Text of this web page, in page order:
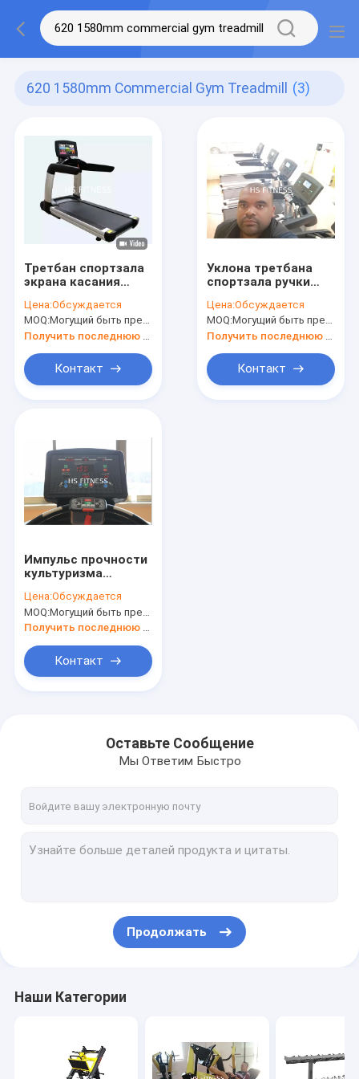
620 1580mm Commercial Gym Treadmill (3)
Третбан спортзала
экрана касания
импортировал
малошумное пояса
прочное
Цена:Обсуждается
MOQ:Могущий быть предметом переговоров
Контакт
Уклона третбана
спортзала ручки
регулируемого
коммерчески
складное
Цена:Обсуждается
MOQ:Могущий быть предметом переговоров
Контакт
Импульс прочности
культуризма
изготовленного на
заказ коммерчески
третбана спортзала
Цена:Обсуждается
MOQ:Могущий быть предметом переговоров
Контакт
Оставьте Сообщение
Мы Ответим Быстро
Продолжать
Наши Категории